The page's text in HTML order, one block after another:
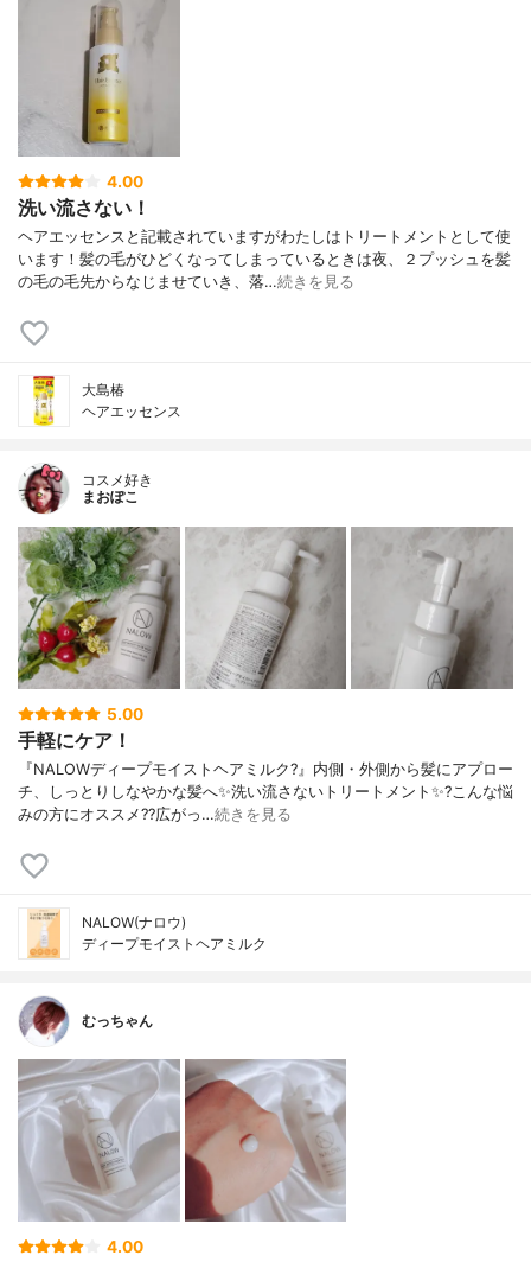
4.00
洗い流さない！
ヘアエッセンスと記載されていますがわたしはトリートメントとして使
います！髪の毛がひどくなってしまっているときは夜、２プッシュを髪
の毛の毛先からなじませていき、落…続きを見る
大島椿
ヘアエッセンス
コスメ好き
まおぽこ
5.00
手軽にケア！
『NALOWディープモイストヘアミルク?』内側・外側から髪にアプロー
チ、しっとりしなやかな髪へ✨洗い流さないトリートメント✨?こんな悩
みの方にオススメ??広がっ…続きを見る
NALOW(ナロウ)
ディープモイストヘアミルク
むっちゃん
4.00